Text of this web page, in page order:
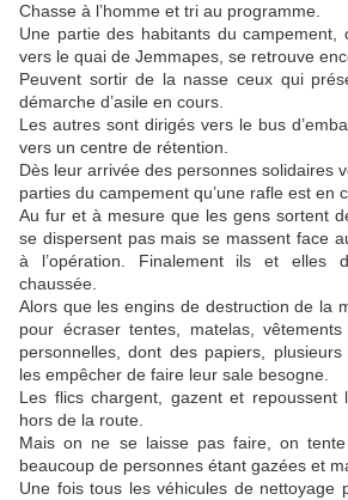
Chasse à l’homme et tri au programme.
Une partie des habitants du campement,
vers le quai de Jemmapes, se retrouve
Peuvent sortir de la nasse ceux qui
démarche d’asile en cours.
Les autres sont dirigés vers le bus
vers un centre de rétention.
Dès leur arrivée des personnes solidaires
parties du campement qu’une rafle est en
Au fur et à mesure que les gens sortent
se dispersent pas mais se massent face
à l’opération. Finalement ils et elles
chaussée.
Alors que les engins de destruction de la
pour écraser tentes, matelas,
personnelles, dont des papiers,
les empêcher de faire leur sale besogne.
Les flics chargent, gazent et repoussent
hors de la route.
Mais on ne se laisse pas faire, on
beaucoup de personnes étant gazées et
Une fois tous les véhicules de nettoyage